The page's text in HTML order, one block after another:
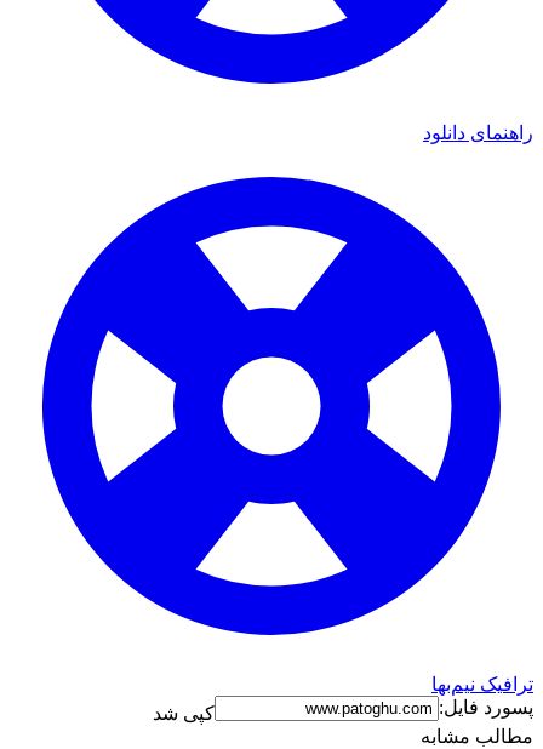
راهنمای دانلود
ترافیک نیم‌بها
پسورد فایل:
کپی شد
مطالب مشابه